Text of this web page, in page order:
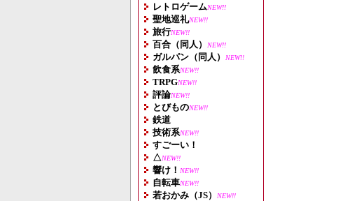
レトロゲームNEW!!
聖地巡礼NEW!!
旅行NEW!!
百合（同人） NEW!!
ガルパン（同人） NEW!!
飲食系NEW!!
TRPGNEW!!
評論NEW!!
とびものNEW!!
鉄道
技術系NEW!!
すごーい！
△NEW!!
響け！ NEW!!
自転車NEW!!
若おかみ（JS） NEW!!